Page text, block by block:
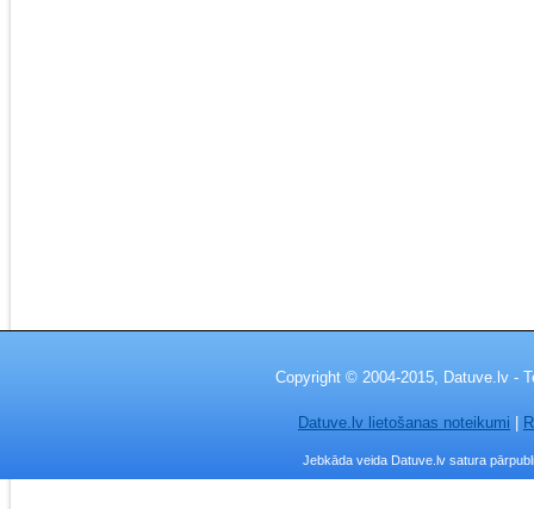
Copyright © 2004-2015, Datuve.lv -
Datuve.lv lietošanas noteikumi
Jebkāda veida Datuve.lv satura